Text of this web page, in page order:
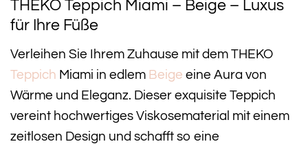
THEKO Teppich Miami – Beige – Luxus
für Ihre Füße
Verleihen Sie Ihrem Zuhause mit dem THEKO
Teppich Miami in edlem Beige eine Aura von
Wärme und Eleganz. Dieser exquisite Teppich
vereint hochwertiges Viskosematerial mit einem
zeitlosen Design und schafft so eine